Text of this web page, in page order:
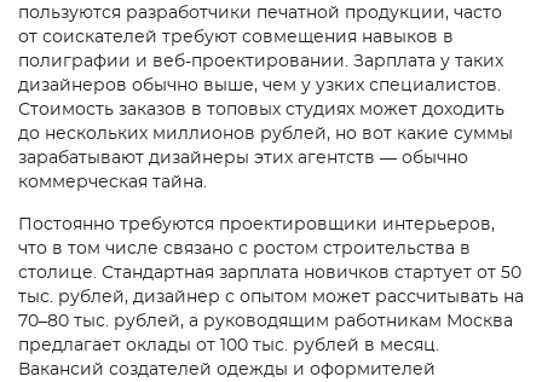
пользуются разработчики печатной продукции, часто
от соискателей требуют совмещения навыков в
полиграфии и веб-проектировании. Зарплата у таких
дизайнеров обычно выше, чем у узких специалистов.
Стоимость заказов в топовых студиях может доходить
до нескольких миллионов рублей, но вот какие суммы
зарабатывают дизайнеры этих агентств — обычно
коммерческая тайна.
Постоянно требуются проектировщики интерьеров,
что в том числе связано с ростом строительства в
столице. Стандартная зарплата новичков стартует от 50
тыс. рублей, дизайнер с опытом может рассчитывать на
70–80 тыс. рублей, а руководящим работникам Москва
предлагает оклады от 100 тыс. рублей в месяц.
Вакансий создателей одежды и оформителей